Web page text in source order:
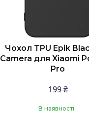
Чохол TPU Epik
Camera для Xiaomi
Pro
199 ₴
В наявності